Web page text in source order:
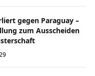
gegen Paraguay –
zum Ausscheiden